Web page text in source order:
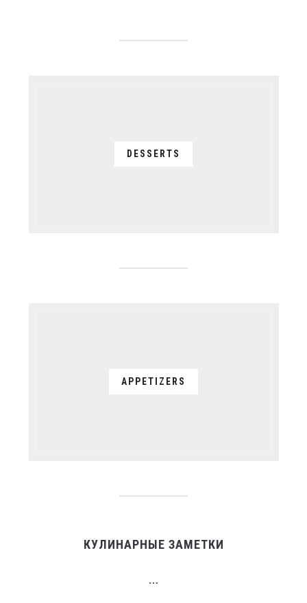
DESSERTS
APPETIZERS
КУЛИНАРНЫЕ ЗАМЕТКИ
…